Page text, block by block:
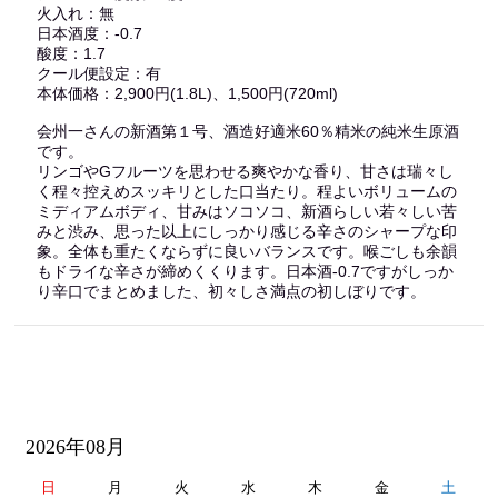
火入れ：無
日本酒度：-0.7
酸度：1.7
クール便設定：有
本体価格：2,900円(1.8L)、1,500円(720ml)
会州一さんの新酒第１号、酒造好適米60％精米の純米生原酒
です。
リンゴやGフルーツを思わせる爽やかな香り、甘さは瑞々し
く程々控えめスッキリとした口当たり。程よいボリュームの
ミディアムボディ、甘みはソコソコ、新酒らしい若々しい苦
みと渋み、思った以上にしっかり感じる辛さのシャープな印
象。全体も重たくならずに良いバランスです。喉ごしも余韻
もドライな辛さが締めくくります。日本酒-0.7ですがしっか
り辛口でまとめました、初々しさ満点の初しぼりです。
2026年08月
日 月 火 水 木 金 土